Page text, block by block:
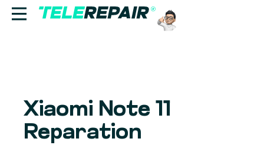
Find butik
Xiaomi Note 11
Reparation